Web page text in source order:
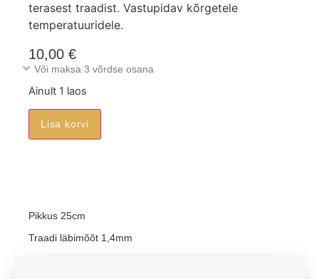
terasest traadist. Vastupidav kõrgetele
temperatuuridele.
10,00 €
Või maksa 3 võrdse osana
Ainult 1 laos
Lisa korvi
Pikkus 25cm
Traadi läbimõõt 1,4mm